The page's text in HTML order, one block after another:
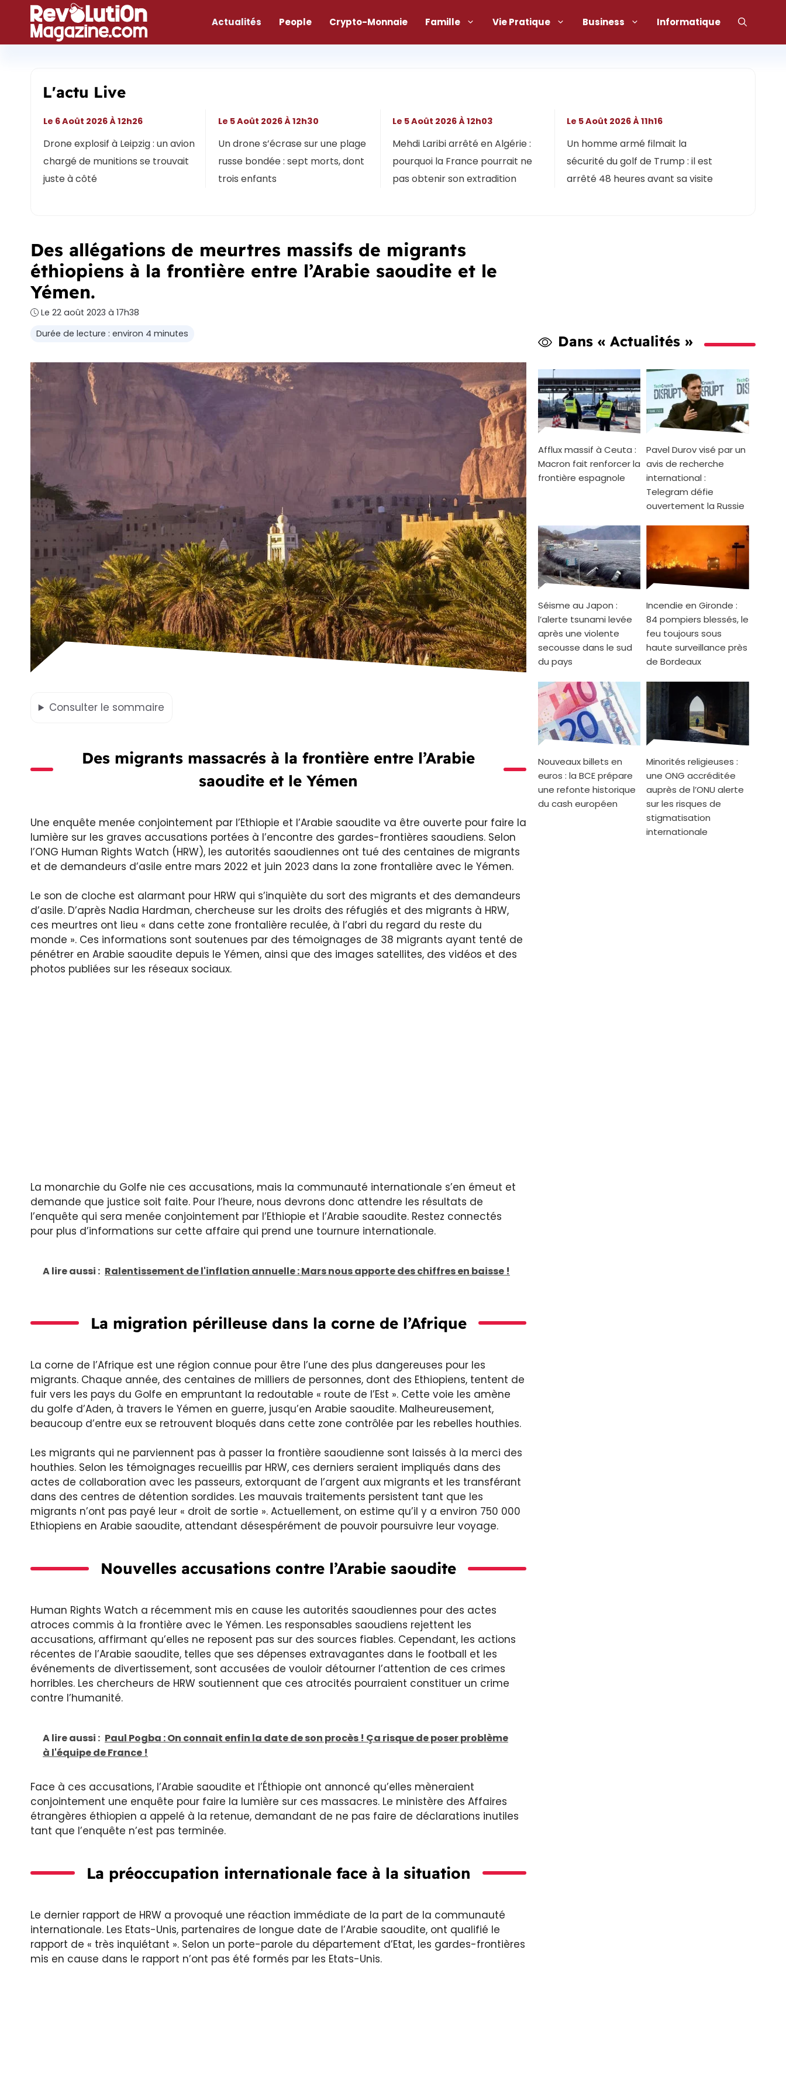
contenu
Actualités People Crypto-Monnaie Famille Vie Pratique Business Informatique
L'actu Live
Drone explosif à Leipzig : un avion
chargé de munitions se trouvait
juste à côté
Le 6 Août 2026 À 12h26
Un drone s’écrase sur une plage
russe bondée : sept morts, dont
trois enfants
Le 5 Août 2026 À 12h30
Mehdi Laribi arrêté en Algérie :
pourquoi la France pourrait ne
pas obtenir son extradition
Le 5 Août 2026 À 12h03
Un homme armé filmait la
sécurité du golf de Trump : il est
arrêté 48 heures avant sa visite
Le 5 Août 2026 À 11h16
Des allégations de meurtres massifs de migrants
éthiopiens à la frontière entre l’Arabie saoudite et le
Yémen.
Le 22 août 2023 à 17h38
Durée de lecture : environ 4 minutes
Consulter le sommaire
Des migrants massacrés à la frontière entre l’Arabie
saoudite et le Yémen
Une enquête menée conjointement par l’Ethiopie et l’Arabie saoudite va être ouverte pour faire la
lumière sur les graves accusations portées à l’encontre des gardes-frontières saoudiens. Selon
l’ONG Human Rights Watch (HRW), les autorités saoudiennes ont tué des centaines de migrants
et de demandeurs d’asile entre mars 2022 et juin 2023 dans la zone frontalière avec le Yémen.
Le son de cloche est alarmant pour HRW qui s’inquiète du sort des migrants et des demandeurs
d’asile. D’après Nadia Hardman, chercheuse sur les droits des réfugiés et des migrants à HRW,
ces meurtres ont lieu « dans cette zone frontalière reculée, à l’abri du regard du reste du
monde ». Ces informations sont soutenues par des témoignages de 38 migrants ayant tenté de
pénétrer en Arabie saoudite depuis le Yémen, ainsi que des images satellites, des vidéos et des
photos publiées sur les réseaux sociaux.
La monarchie du Golfe nie ces accusations, mais la communauté internationale s’en émeut et
demande que justice soit faite. Pour l’heure, nous devrons donc attendre les résultats de
l’enquête qui sera menée conjointement par l’Ethiopie et l’Arabie saoudite. Restez connectés
pour plus d’informations sur cette affaire qui prend une tournure internationale.
A lire aussi : Ralentissement de l'inflation annuelle : Mars nous apporte des chiffres en baisse !
La migration périlleuse dans la corne de l’Afrique
La corne de l’Afrique est une région connue pour être l’une des plus dangereuses pour les
migrants. Chaque année, des centaines de milliers de personnes, dont des Ethiopiens, tentent de
fuir vers les pays du Golfe en empruntant la redoutable « route de l’Est ». Cette voie les amène
du golfe d’Aden, à travers le Yémen en guerre, jusqu’en Arabie saoudite. Malheureusement,
beaucoup d’entre eux se retrouvent bloqués dans cette zone contrôlée par les rebelles houthies.
Les migrants qui ne parviennent pas à passer la frontière saoudienne sont laissés à la merci des
houthies. Selon les témoignages recueillis par HRW, ces derniers seraient impliqués dans des
actes de collaboration avec les passeurs, extorquant de l’argent aux migrants et les transférant
dans des centres de détention sordides. Les mauvais traitements persistent tant que les
migrants n’ont pas payé leur « droit de sortie ». Actuellement, on estime qu’il y a environ 750 000
Ethiopiens en Arabie saoudite, attendant désespérément de pouvoir poursuivre leur voyage.
Nouvelles accusations contre l’Arabie saoudite
Human Rights Watch a récemment mis en cause les autorités saoudiennes pour des actes
atroces commis à la frontière avec le Yémen. Les responsables saoudiens rejettent les
accusations, affirmant qu’elles ne reposent pas sur des sources fiables. Cependant, les actions
récentes de l’Arabie saoudite, telles que ses dépenses extravagantes dans le football et les
événements de divertissement, sont accusées de vouloir détourner l’attention de ces crimes
horribles. Les chercheurs de HRW soutiennent que ces atrocités pourraient constituer un crime
contre l’humanité.
A lire aussi : Paul Pogba : On connait enfin la date de son procès ! Ça risque de poser problème
à l'équipe de France !
Face à ces accusations, l’Arabie saoudite et l’Éthiopie ont annoncé qu’elles mèneraient
conjointement une enquête pour faire la lumière sur ces massacres. Le ministère des Affaires
étrangères éthiopien a appelé à la retenue, demandant de ne pas faire de déclarations inutiles
tant que l’enquête n’est pas terminée.
La préoccupation internationale face à la situation
Le dernier rapport de HRW a provoqué une réaction immédiate de la part de la communauté
internationale. Les Etats-Unis, partenaires de longue date de l’Arabie saoudite, ont qualifié le
rapport de « très inquiétant ». Selon un porte-parole du département d’Etat, les gardes-frontières
mis en cause dans le rapport n’ont pas été formés par les Etats-Unis.
Dans « Actualités »
Afflux massif à Ceuta :
Macron fait renforcer la
frontière espagnole
Pavel Durov visé par un
avis de recherche
international :
Telegram défie
ouvertement la Russie
Séisme au Japon :
l’alerte tsunami levée
après une violente
secousse dans le sud
du pays
Incendie en Gironde :
84 pompiers blessés, le
feu toujours sous
haute surveillance près
de Bordeaux
Nouveaux billets en
euros : la BCE prépare
une refonte historique
du cash européen
Minorités religieuses :
une ONG accréditée
auprès de l’ONU alerte
sur les risques de
stigmatisation
internationale